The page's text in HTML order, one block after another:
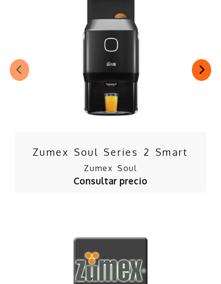
Zumex Soul Series 2 Smart
Zumex Soul
Consultar precio
ANTERIOR